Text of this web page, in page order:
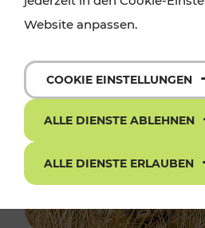
Website anpassen.
COOKIE EINSTELLUNGEN
ALLE DIENSTE ABLEHNEN
ALLE DIENSTE ERLAUBEN